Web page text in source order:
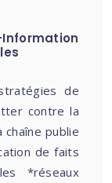
de
contre la
publie
de faits
*réseaux